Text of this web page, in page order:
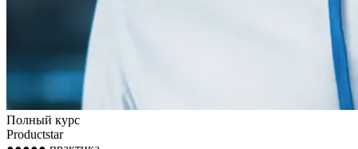
Полный курс
Productstar